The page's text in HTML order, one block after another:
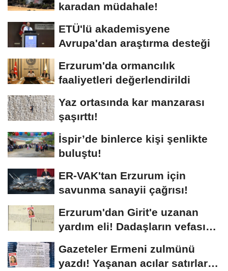
karadan müdahale!
ETÜ'lü akademisyene
Avrupa'dan araştırma desteği
Erzurum'da ormancılık
faaliyetleri değerlendirildi
Yaz ortasında kar manzarası
şaşırttı!
İspir’de binlerce kişi şenlikte
buluştu!
ER-VAK'tan Erzurum için
savunma sanayii çağrısı!
Erzurum'dan Girit'e uzanan
yardım eli! Dadaşların vefası
Gazeteler Ermeni zulmünü
yazdı! Yaşanan acılar satırlara